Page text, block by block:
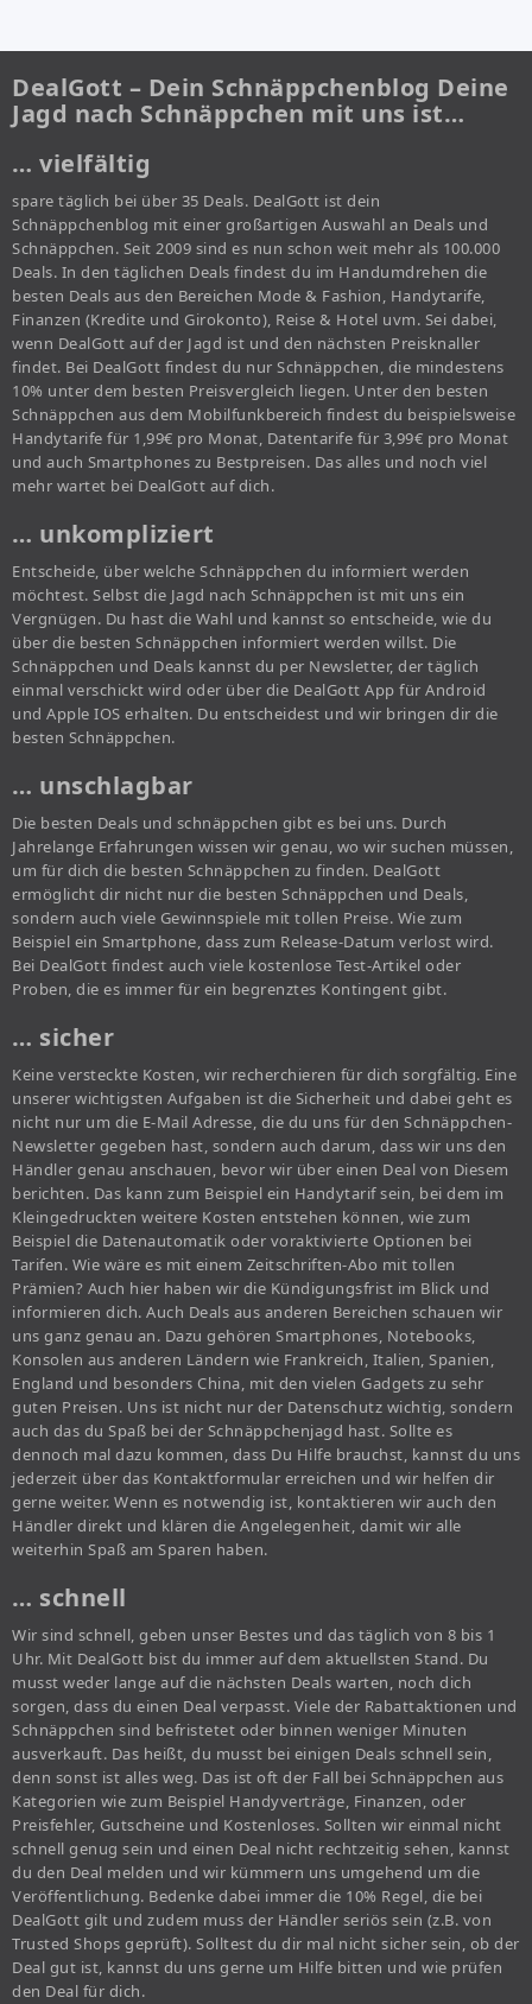
DealGott – Dein Schnäppchenblog Deine
Jagd nach Schnäppchen mit uns ist…
… vielfältig
spare täglich bei über 35 Deals. DealGott ist dein
Schnäppchenblog mit einer großartigen Auswahl an Deals und
Schnäppchen. Seit 2009 sind es nun schon weit mehr als 100.000
Deals. In den täglichen Deals findest du im Handumdrehen die
besten Deals aus den Bereichen Mode & Fashion, Handytarife,
Finanzen (Kredite und Girokonto), Reise & Hotel uvm. Sei dabei,
wenn DealGott auf der Jagd ist und den nächsten Preisknaller
findet. Bei DealGott findest du nur Schnäppchen, die mindestens
10% unter dem besten Preisvergleich liegen. Unter den besten
Schnäppchen aus dem Mobilfunkbereich findest du beispielsweise
Handytarife für 1,99€ pro Monat, Datentarife für 3,99€ pro Monat
und auch Smartphones zu Bestpreisen. Das alles und noch viel
mehr wartet bei DealGott auf dich.
… unkompliziert
Entscheide, über welche Schnäppchen du informiert werden
möchtest. Selbst die Jagd nach Schnäppchen ist mit uns ein
Vergnügen. Du hast die Wahl und kannst so entscheide, wie du
über die besten Schnäppchen informiert werden willst. Die
Schnäppchen und Deals kannst du per Newsletter, der täglich
einmal verschickt wird oder über die DealGott App für Android
und Apple IOS erhalten. Du entscheidest und wir bringen dir die
besten Schnäppchen.
… unschlagbar
Die besten Deals und schnäppchen gibt es bei uns. Durch
Jahrelange Erfahrungen wissen wir genau, wo wir suchen müssen,
um für dich die besten Schnäppchen zu finden. DealGott
ermöglicht dir nicht nur die besten Schnäppchen und Deals,
sondern auch viele Gewinnspiele mit tollen Preise. Wie zum
Beispiel ein Smartphone, dass zum Release-Datum verlost wird.
Bei DealGott findest auch viele kostenlose Test-Artikel oder
Proben, die es immer für ein begrenztes Kontingent gibt.
… sicher
Keine versteckte Kosten, wir recherchieren für dich sorgfältig. Eine
unserer wichtigsten Aufgaben ist die Sicherheit und dabei geht es
nicht nur um die E-Mail Adresse, die du uns für den Schnäppchen-
Newsletter gegeben hast, sondern auch darum, dass wir uns den
Händler genau anschauen, bevor wir über einen Deal von Diesem
berichten. Das kann zum Beispiel ein Handytarif sein, bei dem im
Kleingedruckten weitere Kosten entstehen können, wie zum
Beispiel die Datenautomatik oder voraktivierte Optionen bei
Tarifen. Wie wäre es mit einem Zeitschriften-Abo mit tollen
Prämien? Auch hier haben wir die Kündigungsfrist im Blick und
informieren dich. Auch Deals aus anderen Bereichen schauen wir
uns ganz genau an. Dazu gehören Smartphones, Notebooks,
Konsolen aus anderen Ländern wie Frankreich, Italien, Spanien,
England und besonders China, mit den vielen Gadgets zu sehr
guten Preisen. Uns ist nicht nur der Datenschutz wichtig, sondern
auch das du Spaß bei der Schnäppchenjagd hast. Sollte es
dennoch mal dazu kommen, dass Du Hilfe brauchst, kannst du uns
jederzeit über das Kontaktformular erreichen und wir helfen dir
gerne weiter. Wenn es notwendig ist, kontaktieren wir auch den
Händler direkt und klären die Angelegenheit, damit wir alle
weiterhin Spaß am Sparen haben.
… schnell
Wir sind schnell, geben unser Bestes und das täglich von 8 bis 1
Uhr. Mit DealGott bist du immer auf dem aktuellsten Stand. Du
musst weder lange auf die nächsten Deals warten, noch dich
sorgen, dass du einen Deal verpasst. Viele der Rabattaktionen und
Schnäppchen sind befristetet oder binnen weniger Minuten
ausverkauft. Das heißt, du musst bei einigen Deals schnell sein,
denn sonst ist alles weg. Das ist oft der Fall bei Schnäppchen aus
Kategorien wie zum Beispiel Handyverträge, Finanzen, oder
Preisfehler, Gutscheine und Kostenloses. Sollten wir einmal nicht
schnell genug sein und einen Deal nicht rechtzeitig sehen, kannst
du den Deal melden und wir kümmern uns umgehend um die
Veröffentlichung. Bedenke dabei immer die 10% Regel, die bei
DealGott gilt und zudem muss der Händler seriös sein (z.B. von
Trusted Shops geprüft). Solltest du dir mal nicht sicher sein, ob der
Deal gut ist, kannst du uns gerne um Hilfe bitten und wie prüfen
den Deal für dich.